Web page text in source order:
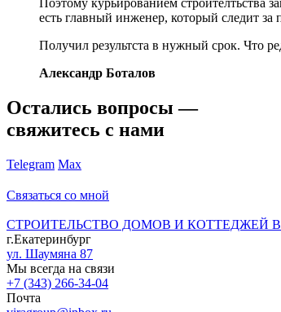
Поэтому курьированием строителтьства
есть главный инженер, который следит за
Получил результста в нужный срок. Что
Александр Боталов
Остались вопросы —
свяжитесь с нами
Telegram Max
Связаться со мной
СТРОИТЕЛЬСТВО ДОМОВ И КОТТЕДЖЕЙ
г.Екатеринбург
ул. Шаумяна 87
Мы всегда на связи
+7 (343) 266-34-04
Почта